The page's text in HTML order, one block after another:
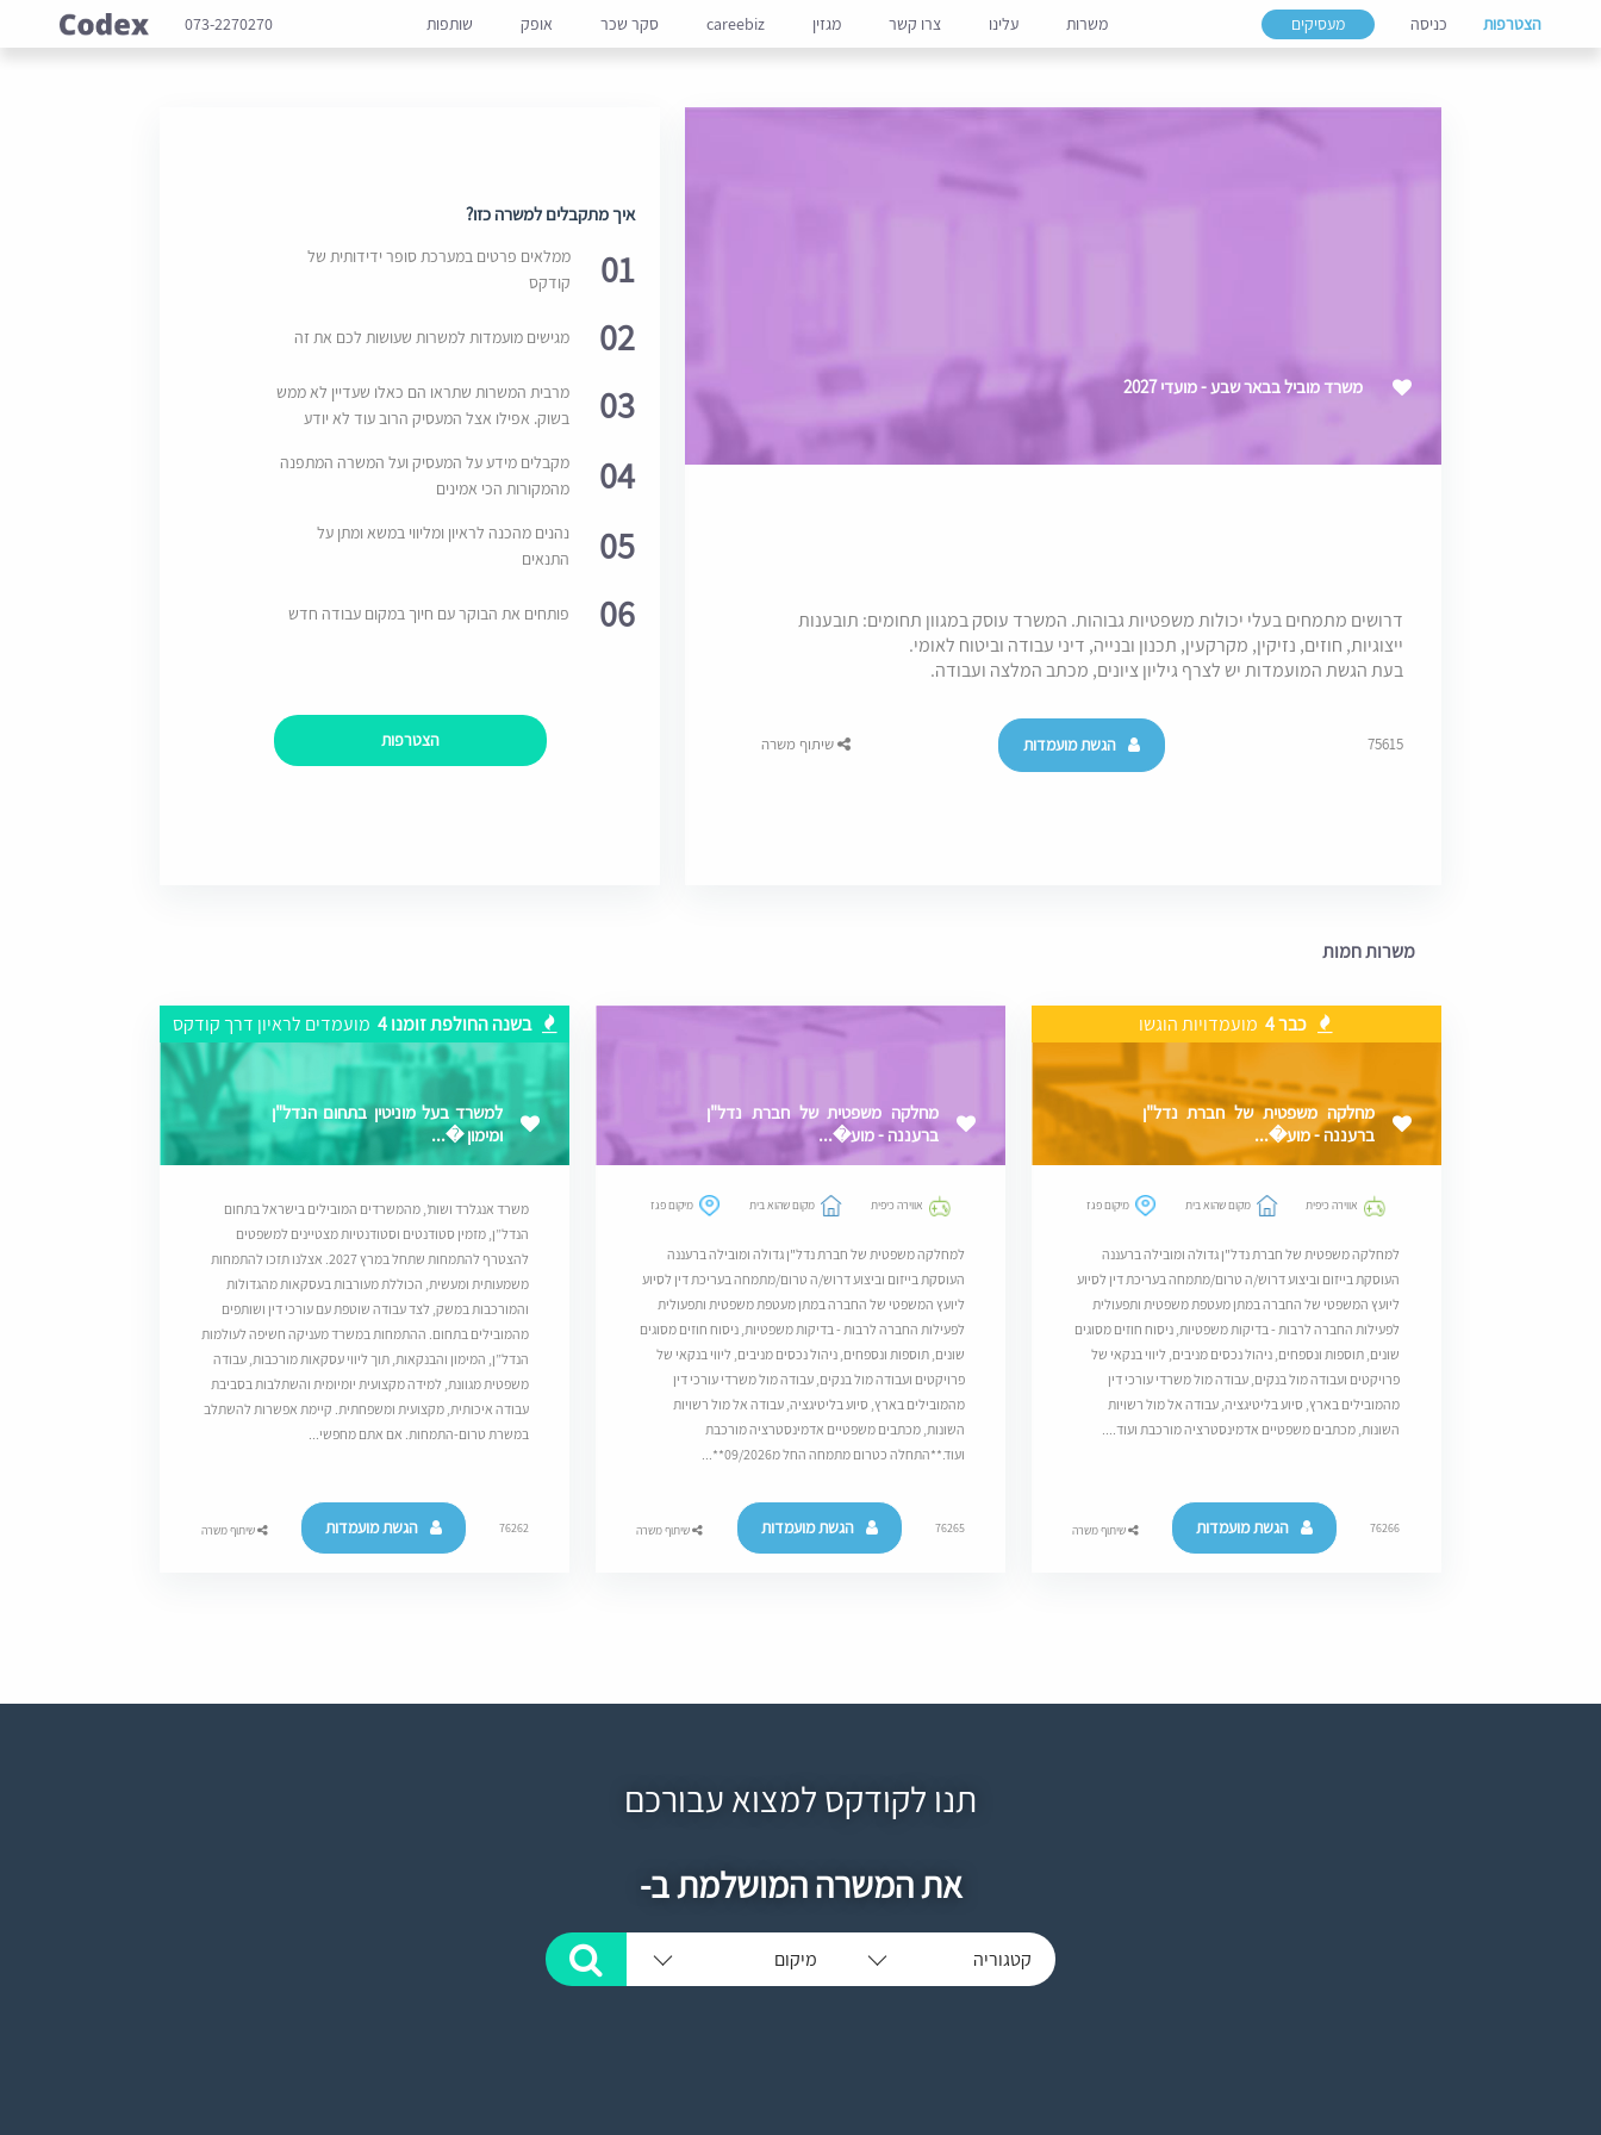
הצטרפות כניסה מעסיקים משרות עלינו צרו קשר מגזין careebiz סקר שכר אופק שותפות 073-2270270
משרד מוביל בבאר שבע - מועדי 2027
דרושים מתמחים בעלי יכולות משפטיות גבוהות. המשרד עוסק במגוון תחומים: תובענות
ייצוגיות, חוזים, נזיקין, מקרקעין, תכנון ובנייה, דיני עבודה וביטוח לאומי.
בעת הגשת המועמדות יש לצרף גיליון ציונים, מכתב המלצה ועבודה.
75615 הגשת מועמדות שיתוף משרה
איך מתקבלים למשרה כזו?
01
ממלאים פרטים במערכת סופר ידידותית של
קודקס
02 מגישים מועמדות למשרות שעושות לכם את זה
03
מרבית המשרות שתראו הם כאלו שעדיין לא ממש
בשוק. אפילו אצל המעסיק הרוב עוד לא יודע
04
מקבלים מידע על המעסיק ועל המשרה המתפנה
מהמקורות הכי אמינים
05
נהנים מהכנה לראיון ומליווי במשא ומתן על
התנאים
06 פותחים את הבוקר עם חיוך במקום עבודה חדש
הצטרפות
משרות חמות
כבר 4 מועמדויות הוגשו
מחלקה משפטית של חברת נדל"ן
ברעננה - מוע�...
אווירה כיפית מקום שהוא בית מיקום פגז
למחלקה משפטית של חברת נדל"ן גדולה ומובילה ברעננה
העוסקת בייזום וביצוע דרוש/ה טרום/מתמחה בעריכת דין לסיוע
ליועץ המשפטי של החברה במתן מעטפת משפטית ותפעולית
לפעילות החברה לרבות - בדיקות משפטיות, ניסוח חוזים מסוגים
שונים, תוספות ונספחים, ניהול נכסים מניבים, ליווי בנקאי של
פרויקטים ועבודה מול בנקים, עבודה מול משרדי עורכי דין
מהמובילים בארץ, סיוע בליטיגציה, עבודה אל מול רשויות
השונות, מכתבים משפטיים אדמינסטרציה מורכבת ועוד....
76266 הגשת מועמדות שיתוף משרה
מחלקה משפטית של חברת נדל"ן
ברעננה - מוע�...
אווירה כיפית מקום שהוא בית מיקום פגז
למחלקה משפטית של חברת נדל"ן גדולה ומובילה ברעננה
העוסקת בייזום וביצוע דרוש/ה טרום/מתמחה בעריכת דין לסיוע
ליועץ המשפטי של החברה במתן מעטפת משפטית ותפעולית
לפעילות החברה לרבות - בדיקות משפטיות, ניסוח חוזים מסוגים
שונים, תוספות ונספחים, ניהול נכסים מניבים, ליווי בנקאי של
פרויקטים ועבודה מול בנקים, עבודה מול משרדי עורכי דין
מהמובילים בארץ, סיוע בליטיגציה, עבודה אל מול רשויות
השונות, מכתבים משפטיים אדמינסטרציה מורכבת
ועוד.**התחלה כטרום מתמחה החל מ09/2026**...
76265 הגשת מועמדות שיתוף משרה
בשנה החולפת זומנו 4 מועמדים לראיון דרך קודקס
למשרד בעל מוניטין בתחום הנדל"ן
ומימון �...
משרד אנגלרד ושות’, מהמשרדים המובילים בישראל בתחום
הנדל”ן, מזמין סטודנטים וסטודנטיות מצטיינים למשפטים
להצטרף להתמחות שתחל במרץ 2027. אצלנו תזכו להתמחות
משמעותית ומעשית, הכוללת מעורבות בעסקאות מהגדולות
והמורכבות במשק, לצד עבודה שוטפת עם עורכי דין ושותפים
מהמובילים בתחום. ההתמחות במשרד מעניקה חשיפה לעולמות
הנדל”ן, המימון והבנקאות, תוך ליווי עסקאות מורכבות, עבודה
משפטית מגוונת, למידה מקצועית יומיומית והשתלבות בסביבת
עבודה איכותית, מקצועית ומשפחתית. קיימת אפשרות להשתלב
במשרת טרום-התמחות. אם אתם מחפשי...
76262 הגשת מועמדות שיתוף משרה
תנו לקודקס למצוא עבורכם
את המשרה המושלמת ב-
קטגוריה מיקום